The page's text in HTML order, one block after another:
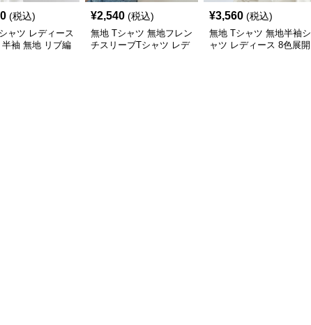
(税込)
ャツ レディース
袖 無地 リブ編
¥2,540 (税込)
無地 Tシャツ 無地フレン
チスリーブTシャツ レデ
¥3,560 (税込)
無地 Tシャツ 無地半袖シ
ャツ レディース 8色展開